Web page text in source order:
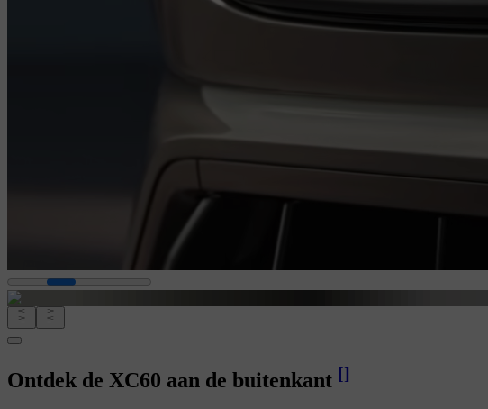
Ontdek de XC60 aan de buitenkant []